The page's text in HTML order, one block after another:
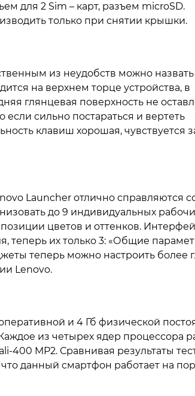
для 2 Sim – карт, разъем microSD.
только при снятии крышки.
из неудобств можно
на верхнем торце устройства, в
глянцевая поверхность не
сильно постараться и вертеть
клавиш хорошая, чувствуется
Launcher отлично справляются
до 9 индивидуальных
цветов и оттенков.
теперь их только 3: «Общие
теперь можно настроить более
Lenovo.
и 4 Гб физической
из четырех ядер процессора
400 MP2. Сравнивая результаты
данный смартфон работает на